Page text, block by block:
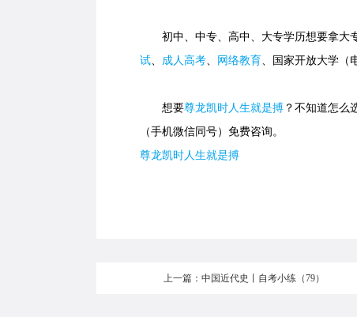
初中、中专、高中、大专学历想要拿大专
试、 成人高考、 网络教育、国家开放大学（
想要尊龙凯时人生就是搏 ？不知道怎么
（手机微信同号）免费咨询。
尊龙凯时人生就是搏
上一篇：中国近代史丨自考小练（79）